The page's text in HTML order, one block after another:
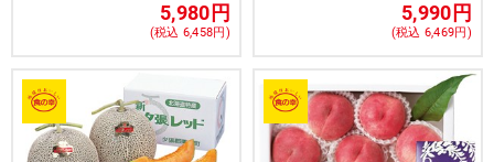
5,980円
(税込 6,458円)
5,990円
(税込 6,469円)